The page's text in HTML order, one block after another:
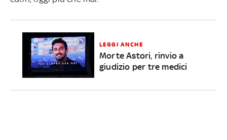
LEGGI ANCHE
Morte Astori, rinvio a
giudizio per tre medici